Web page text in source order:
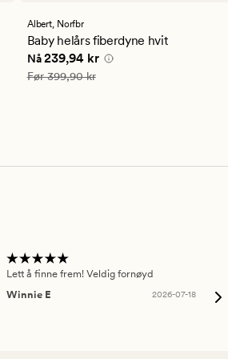
en
gjennomsnittlig
vurdering
på
4
Albert, Norfbr
Baby helårs fiberdyne hvit
Nåværende pris
Nå 239,94 kr
Vanlig pris 399,90 kr
Før399,90 kr
Lett å finne frem! Veldig fornøyd
Winnie E
2026-07-18